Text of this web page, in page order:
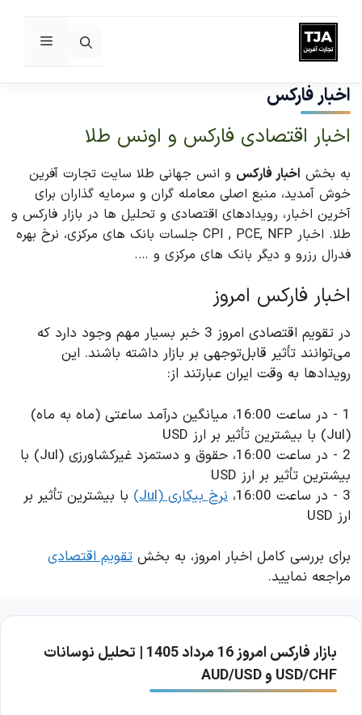
پرش
به
محتوا
فهرست
اخبار فارکس
اخبار اقتصادی فارکس و اونس طلا
به بخش اخبار فارکس و انس جهانی طلا سایت تجارت آفرین
خوش آمدید، منبع اصلی معامله گران و سرمایه گذاران برای
آخرین اخبار، رویدادهای اقتصادی و تحلیل ها در بازار فارکس و
طلا. اخبار CPI , PCE, NFP جلسات بانک های مرکزی، نرخ بهره
فدرال رزرو و دیگر بانک های مرکزی و ….
اخبار فارکس امروز
در تقویم اقتصادی امروز 3 خبر بسیار مهم وجود دارد که
می‌توانند تأثیر قابل‌توجهی بر بازار داشته باشند. این
رویدادها به وقت ایران عبارتند از:
1 - در ساعت 16:00، میانگین درآمد ساعتی (ماه به ماه)
(Jul) با بیشترین تأثیر بر ارز USD
2 - در ساعت 16:00، حقوق و دستمزد غیرکشاورزی (Jul) با
بیشترین تأثیر بر ارز USD
3 - در ساعت 16:00،
نرخ بیکاری (Jul)
با بیشترین تأثیر بر
ارز USD
برای بررسی کامل اخبار امروز، به بخش تقویم اقتصادی
مراجعه نمایید.
بازار فارکس امروز 16 مرداد 1405 | تحلیل نوسانات
USD/CHF و AUD/USD